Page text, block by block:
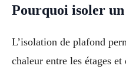
Pourquoi isoler
L’isolation de plafond
chaleur entre les étages